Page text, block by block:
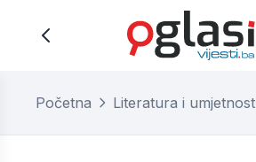
Početna Literatura i umjetnost